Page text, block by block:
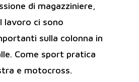
di magazziniere,
lavoro ci sono
sulla colonna in
Come sport pratica
e motocross.